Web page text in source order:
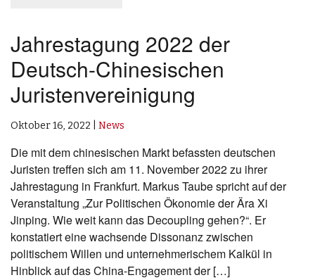
Jahrestagung 2022 der
Deutsch-Chinesischen
Juristenvereinigung
Oktober 16, 2022 News
Die mit dem chinesischen Markt befassten deutschen
Juristen treffen sich am 11. November 2022 zu ihrer
Jahrestagung in Frankfurt. Markus Taube spricht auf der
Veranstaltung „Zur Politischen Ökonomie der Ära Xi
Jinping. Wie weit kann das Decoupling gehen?“. Er
konstatiert eine wachsende Dissonanz zwischen
politischem Willen und unternehmerischem Kalkül in
Hinblick auf das China-Engagement der […]